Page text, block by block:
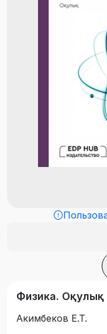
Физика. Оқулық
Акимбеков Е.Т.